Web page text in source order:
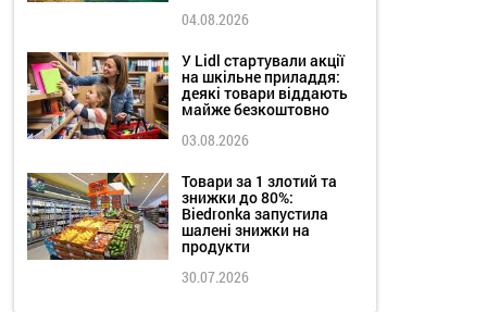
04.08.2026
У Lidl стартували акції
на шкільне приладдя:
деякі товари віддають
майже безкоштовно
03.08.2026
Товари за 1 злотий та
знижки до 80%:
Biedronka запустила
шалені знижки на
продукти
30.07.2026